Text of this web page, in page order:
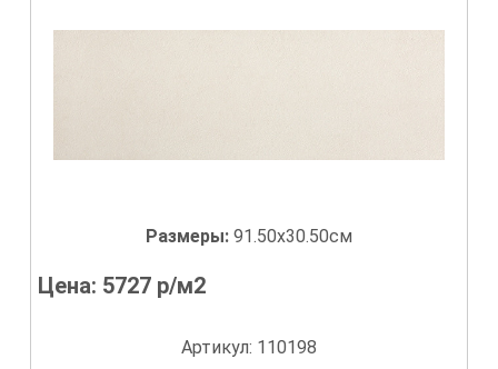
Размеры: 91.50x30.50см
Цена: 5727 р/м2
Артикул: 110198